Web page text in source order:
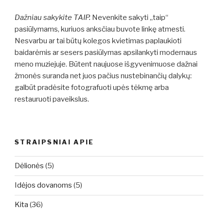
Dažniau sakykite TAIP. Nevenkite sakyti „taip“
pasiūlymams, kuriuos anksčiau buvote linkę atmesti.
Nesvarbu ar tai būtų kolegos kvietimas paplaukioti
baidarėmis ar sesers pasiūlymas apsilankyti modernaus
meno muziejuje. Būtent naujuose išgyvenimuose dažnai
žmonės suranda net juos pačius nustebinančių dalykų:
galbūt pradėsite fotografuoti upės tėkmę arba
restauruoti paveikslus.
STRAIPSNIAI APIE
Dėlionės (5)
Idėjos dovanoms (5)
Kita (36)